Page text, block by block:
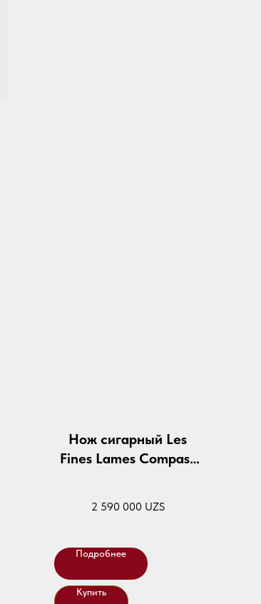
Нож сигарный Les
Fines Lames Compass
2 590 000 UZS
Подробнее
Купить